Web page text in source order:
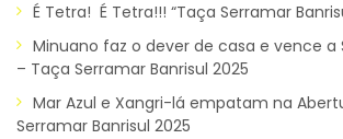
É Tetra! É Tetra!!! “Taça Serramar
Minuano faz o dever de casa e vence a
– Taça Serramar Banrisul 2025
Mar Azul e Xangri-lá empatam na
Serramar Banrisul 2025